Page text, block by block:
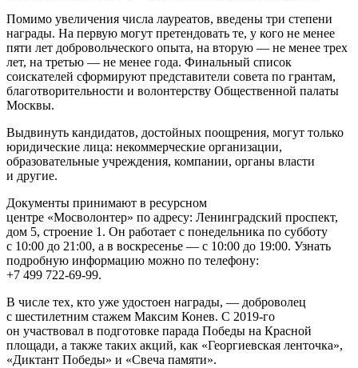
Помимо увеличения числа лауреатов, введены три степени
награды. На первую могут претендовать те, у кого не менее
пяти лет добровольческого опыта, на вторую — не менее трех
лет, на третью — не менее года. Финальный список
соискателей сформируют представители совета по грантам,
благотворительности и волонтерству Общественной палаты
Москвы.
Выдвинуть кандидатов, достойных поощрения, могут только
юридические лица: некоммерческие организации,
образовательные учреждения, компании, органы власти
и другие.
Документы принимают в ресурсном
центре «Мосволонтер» по адресу: Ленинградский проспект,
дом 5, строение 1. Он работает с понедельника по субботу
с 10:00 до 21:00, а в воскресенье — с 10:00 до 19:00. Узнать
подробную информацию можно по телефону:
+7 499 722⁠-69⁠-99.
В числе тех, кто уже удостоен награды, — доброволец
с шестилетним стажем Максим Конев. С 2019-го
он участвовал в подготовке парада Победы на Красной
площади, а также таких акций, как «Георгиевская ленточка»,
«Диктант Победы» и «Свеча памяти».